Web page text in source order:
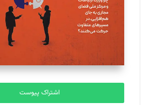
ملینا جعفری
تحریریه
مصطفی مسجدی آرانی
تحریریه
اشتراک پیوست